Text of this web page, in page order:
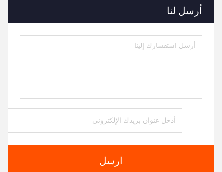
أرسل لنا
ارسل